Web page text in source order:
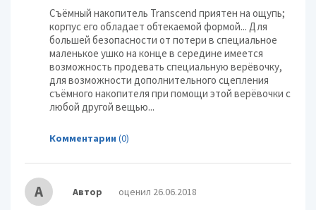
Съёмный накопитель Transcend приятен на ощупь;
корпус его обладает обтекаемой формой... Для
большей безопасности от потери в специальное
маленькое ушко на конце в середине имеется
возможность продевать специальную верёвочку,
для возможности дополнительного сцепления
съёмного накопителя при помощи этой верёвочки с
любой другой вещью...
Комментарии (0)
А Автор оценил 26.06.2018